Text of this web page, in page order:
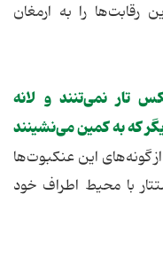
رقابت‌ها را به ارمغان
تار نمی‌تنند و لانه
که به کمین می‌نشینند
گونه‌های این عنکبوت‌ها
با محیط اطراف خود